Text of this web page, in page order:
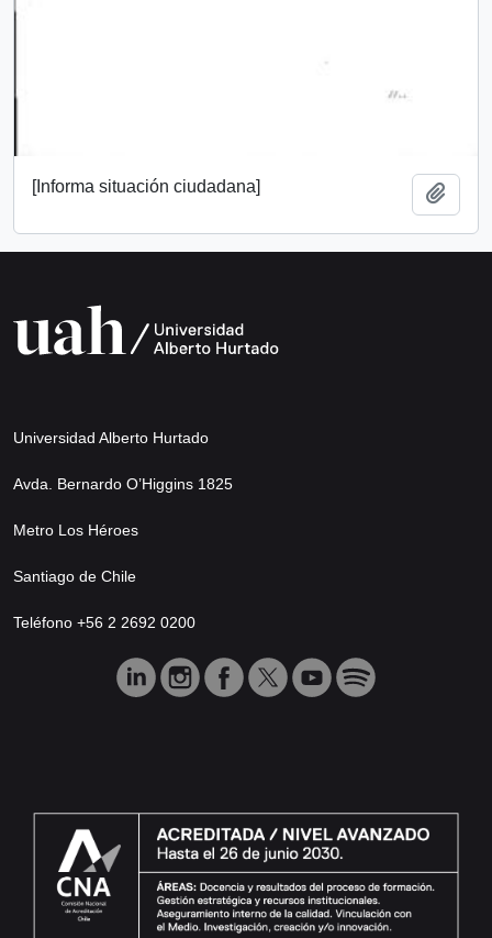
[Informa situación ciudadana]
Universidad Alberto Hurtado
Avda. Bernardo O’Higgins 1825
Metro Los Héroes
Santiago de Chile
Teléfono +56 2 2692 0200